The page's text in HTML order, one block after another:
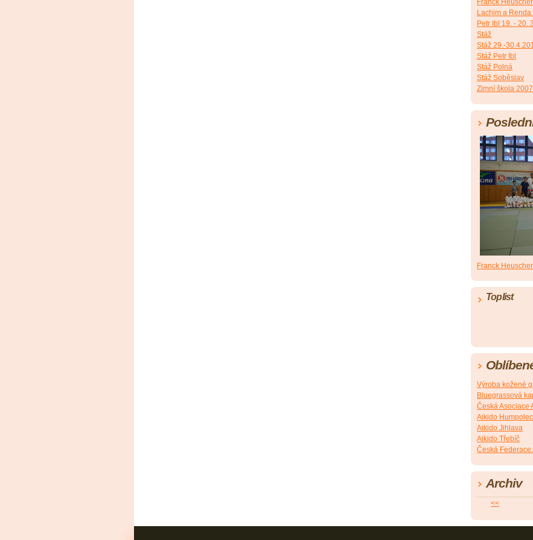
Franck
Lachim a
Petr Ibl 19. - 20.
Stáž
Stáž 29.-
Stáž Petr Ibl
Stáž Polná
Stáž Soběslav
Zimní škola 2007
Franck
Toplist
Výroba kožené
Bluegrassová
Česká Asociace
Aikido Humpolec
Aikido Jihlava
Aikido Třebíč
Česká Federace
Archiv
<<